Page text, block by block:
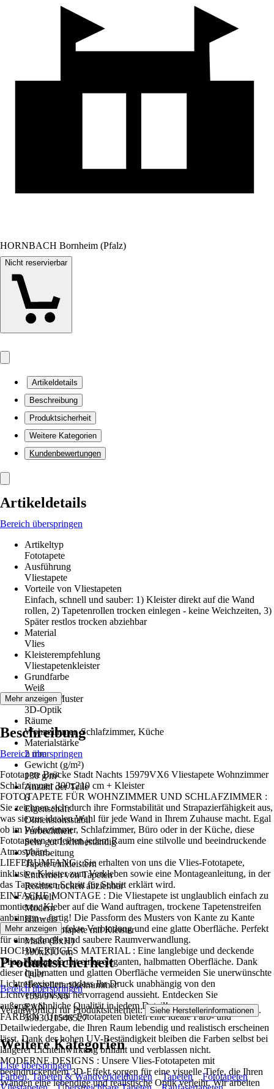
HORNBACH Bornheim (Pfalz)
Nicht reservierbar
Artikeldetails
Beschreibung
Produktsicherheit
Weitere Kategorien
Kundenbewertungen
Artikeldetails
Bereich überspringen
Artikeltyp
Fototapete
Ausführung
Vliestapete
Vorteile von Vliestapeten
Einfach, schnell und sauber: 1) Kleister direkt auf die Wand
rollen, 2) Tapetenrollen trocken einlegen - keine Weichzeiten, 3)
Später restlos trocken abziehbar
Material
Vlies
Kleisterempfehlung
Vliestapetenkleister
Grundfarbe
Weiß
Dekor / Muster
3D-Optik
Räume
Wohnzimmer, Schlafzimmer, Küche
Materialstärke
2 mm
Gewicht (g/m²)
130 g/m²
Anzahl der Teile
6
Eigenschaft
Dimensionsstabil
Farbechtheit
Sehr gut Lichtbeständig
Verarbeitung
Tapete einkleistern
Entfernen von Tapeten
Restlos trocken abziehbar
Stilwelt
Modern
Hinweis
Vlies Fototapete mit Kleister
Maße (BxH)
300x210 cm
Format
Quer
Herstellerartikelnummer
15979VX6
EAN
5903011546527
Mehr anzeigen
Beschreibung
Bereich überspringen
Fototapete Brücke Stadt Nachts 15979VX6 Vliestapete Wohnzimmer
Schlafzimmer 300x210 cm + Kleister
FOTOTAPETE FÜR WOHNZIMMER UND SCHLAFZIMMER :
Sie zeichnen sich durch ihre Formstabilität und Strapazierfähigkeit aus,
was sie zur idealen Wahl für jede Wand in Ihrem Zuhause macht. Egal
ob im Wohnzimmer, Schlafzimmer, Büro oder in der Küche, diese
Fototapeten verleihen jedem Raum eine stilvolle und beeindruckende
Atmosphäre..
LIEFERUMFANG : Sie erhalten von uns die Vlies-Fototapete,
inklusive Kleister zum Verkleben sowie eine Montageanleitung, in der
das Tapezieren Schritt für Schritt erklärt wird.
EINFACHE MONTAGE : Die Vliestapete ist unglaublich einfach zu
montieren: Kleber auf die Wand auftragen, trockene Tapetenstreifen
anbringen – fertig! Die Passform des Musters von Kante zu Kante
sorgt für eine perfekte Verbindung und eine glatte Oberfläche. Perfekt
für eine schnelle und saubere Raumverwandlung.
HOCHWERTIGES MATERIAL : Eine langlebige und deckende
Vlies-Fototapete mit einer eleganten, halbmatten Oberfläche. Dank
dieser halbmatten und glatten Oberfläche vermeiden Sie unerwünschte
Lichtreflexionen, sodass Ihr Druck unabhängig von den
Lichtverhältnissen hervorragend aussieht. Entdecken Sie
außergewöhnliche Qualität in jedem Detail!
FARBEN : Unsere Fototapeten bieten eine ideale Farb- und
Detailwiedergabe, die Ihren Raum lebendig und realistisch erscheinen
lässt. Dank der hohen UV-Beständigkeit bleiben die Farben selbst bei
längerer Lichteinwirkung brillant und verblassen nicht.
MODERNE DESIGNS : Unsere Vlies-Fototapeten mit
beeindruckendem 3D-Effekt sorgen für eine visuelle Tiefe, die Ihren
Wänden eine lebendige und realistische Optik verleiht. Wir arbeiten
Mehr anzeigen
Produktsicherheit
Bereich überspringen
Verantwortlich für Produktsicherheit: Siehe Herstellerinformationen .
Weitere Kategorien
Liste überspringen
Farben, Tapeten & Wandverkleidungen
Tapeten
Fototapeten